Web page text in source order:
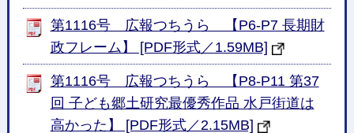
第1116号 広報つちうら 【P6-P7 長期財
政フレーム】 [PDF形式／1.59MB]
第1116号 広報つちうら 【P8-P11 第37
回 子ども郷土研究最優秀作品 水戸街道は
高かった】 [PDF形式／2.15MB]